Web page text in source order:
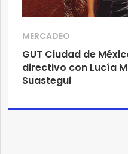
MERCADEO
GUT Ciudad de
directivo con Lucía
Suastegui